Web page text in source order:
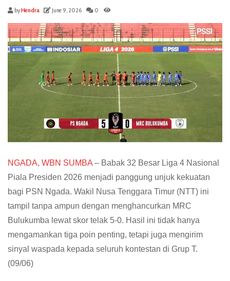
byHendra June 9, 2026 0
NGADA, WBN SUMBA – Babak 32 Besar Liga 4 Nasional
Piala Presiden 2026 menjadi panggung unjuk kekuatan
bagi PSN Ngada. Wakil Nusa Tenggara Timur (NTT) ini
tampil tanpa ampun dengan menghancurkan MRC
Bulukumba lewat skor telak 5-0. Hasil ini tidak hanya
mengamankan tiga poin penting, tetapi juga mengirim
sinyal waspada kepada seluruh kontestan di Grup T.
(09/06)